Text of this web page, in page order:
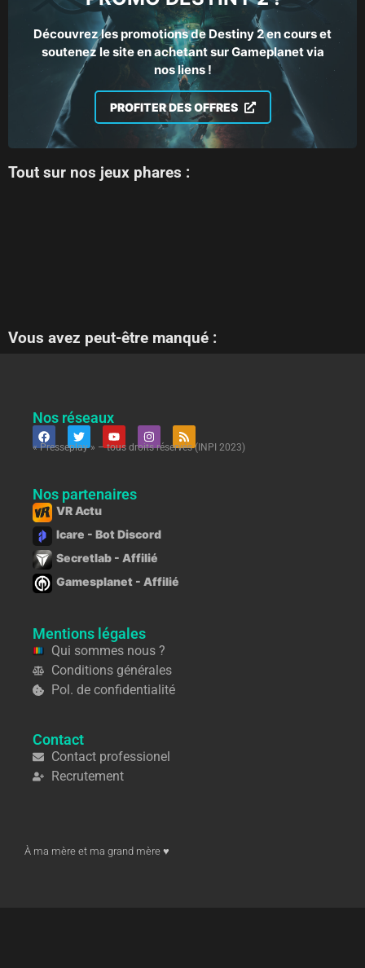
Découvrez les promotions de Destiny 2 en cours et
soutenez le site en achetant sur Gameplanet via
nos liens !
PROFITER DES OFFRES
Tout sur nos jeux phares :
Vous avez peut-être manqué :
Nos réseaux
« Presseplay » – tous droits réservés (INPI 2023)
Nos partenaires
VR Actu
Icare - Bot Discord
Secretlab - Affilié
Gamesplanet - Affilié
Mentions légales
Qui sommes nous ?
Conditions générales
Pol. de confidentialité
Contact
Contact professionel
Recrutement
À ma mère et ma grand mère ♥︎